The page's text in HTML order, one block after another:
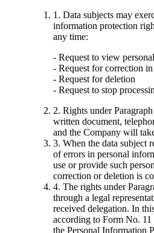
1. Data subjects may
information protection
any time:
- Request to view
- Request for correction
- Request for deletion
- Request to stop
2. Rights under
written document,
and the Company will
3. When the data subject
of errors in personal
use or provide such
correction or deletion is
4. The rights under
through a legal
received delegation. In
according to Form No.
the Personal Information